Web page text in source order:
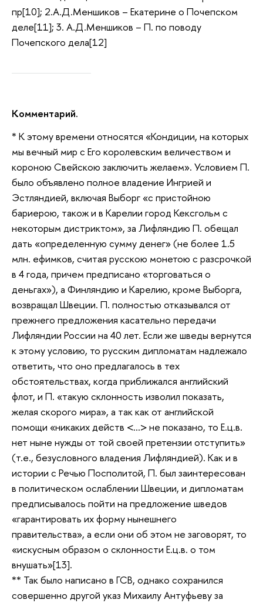
пр[10]; 2.А.Д.Меншиков – Екатерине о Почепском
деле[11]; 3. А.Д.Меншиков – П. по поводу
Почепского дела[12]
Комментарий.
* К этому времени относятся «Кондиции, на которых
мы вечный мир с Его королевским величеством и
короною Свейскою заключить желаем». Условием П.
было объявлено полное владение Ингрией и
Эстляндией, включая Выборг «с пристойною
бариерою, також и в Карелии город Кексгольм с
некоторым дистриктом», за Лифляндию П. обещал
дать «определенную сумму денег» (не более 1.5
млн. ефимков, считая русскою монетою с разсрочкой
в 4 года, причем предписано «торговаться о
деньгах»), а Финляндию и Карелию, кроме Выборга,
возвращал Швеции. П. полностью отказывался от
прежнего предложения касательно передачи
Лифляндии России на 40 лет. Если же шведы вернутся
к этому условию, то русским дипломатам надлежало
ответить, что оно предлагалось в тех
обстоятельствах, когда приближался английский
флот, и П. «такую склонность изволил показать,
желая скорого мира», а так как от английской
помощи «никаких действ <…> не показано, то Е.ц.в.
нет ныне нужды от той своей претензии отступить»
(т.е., безусловного владения Лифляндией). Как и в
истории с Речью Посполитой, П. был заинтересован
в политическом ослаблении Швеции, и дипломатам
предписывалось пойти на предложение шведов
«гарантировать их форму нынешнего
правительства», а если они об этом не заговорят, то
«искусным образом о склонности Е.ц.в. о том
внушать»[13].
** Так было написано в ГСВ, однако сохранился
совершенно другой указ Михаилу Антуфьеву за